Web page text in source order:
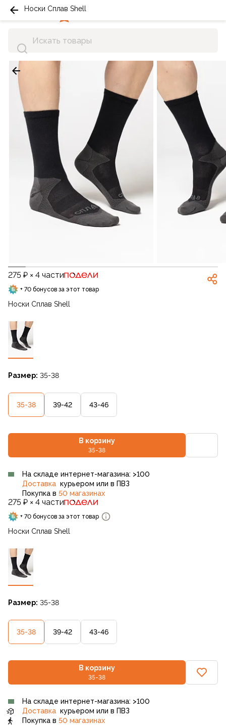
275 ₽ × 4 части
+ 70 бонусов за этот товар
Носки Сплав Shell
Размер: 35-38
35-38 39-42 43-46
В корзину
35-38
На складе интернет-магазина: >100
Доставка курьером или в ПВЗ
Покупка в 50 магазинах
275 ₽ × 4 части
+ 70 бонусов за этот товар
Носки Сплав Shell
Размер: 35-38
35-38 39-42 43-46
В корзину
35-38
На складе интернет-магазина: >100
Доставка курьером или в ПВЗ
Покупка в 50 магазинах
Носки Сплав Shell